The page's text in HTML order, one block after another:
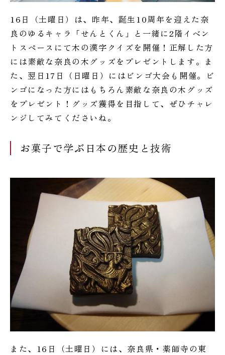
16日（土曜日）は、昨年、誕生10周年を迎えた奈
良のゆるキャラ「せんとくん」と一緒に2階イベン
トスペースにて木の漢字クイズを開催！正解した方
には素敵な奈良の木グッズをプレゼントします。ま
た、翌日17日（日曜日）にはビンゴ大会も開催。ビ
ンゴになった方にはもちろん素敵な奈良の木グッズ
をプレゼント！グッズ獲得を目指して、ぜひチャレ
ンジしてみてくださいね。
お菓子で学ぶ日本の歴史と技術
また、16日（土曜日）には、奈良県・薬師寺の東